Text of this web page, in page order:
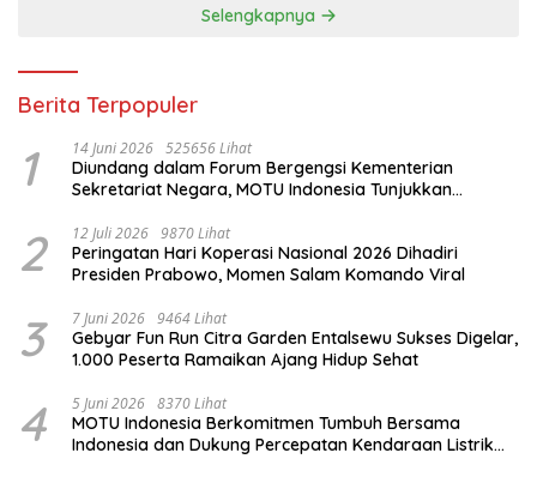
Selengkapnya
Berita Terpopuler
1 14 Juni 2026 525656 Lihat
Diundang dalam Forum Bergengsi Kementerian
Sekretariat Negara, MOTU Indonesia Tunjukkan
2 12 Juli 2026 9870 Lihat
Peringatan Hari Koperasi Nasional 2026 Dihadiri
Presiden Prabowo, Momen Salam Komando Viral
3 7 Juni 2026 9464 Lihat
Gebyar Fun Run Citra Garden Entalsewu Sukses Digelar,
1.000 Peserta Ramaikan Ajang Hidup Sehat
4 5 Juni 2026 8370 Lihat
MOTU Indonesia Berkomitmen Tumbuh Bersama
Indonesia dan Dukung Percepatan Kendaraan Listrik